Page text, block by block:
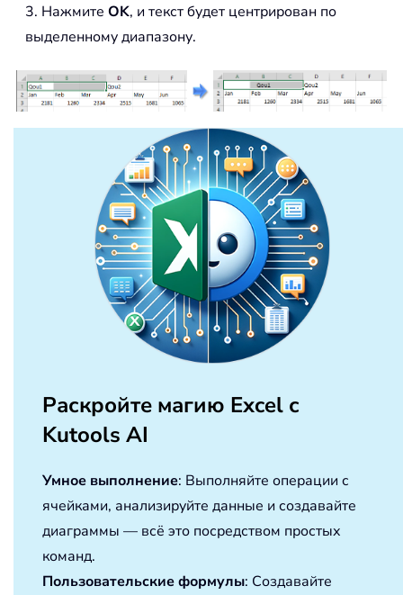
3. Нажмите OK, и текст будет центрирован по
выделенному диапазону.
Раскройте магию Excel с
Kutools AI
Умное выполнение: Выполняйте операции с
ячейками, анализируйте данные и создавайте
диаграммы — всё это посредством простых
команд.
Пользовательские формулы: Создавайте